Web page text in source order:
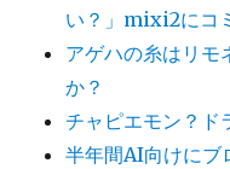
い？」mixi2にコ
アゲハの糸はリモ
か？
チャピエモン？ド
半年間AI向けにブ